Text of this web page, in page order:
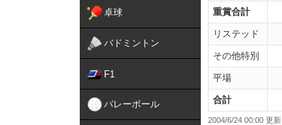
卓球
バドミントン
F1
バレーボール
重賞合計
リステッド
その他特別
平場
合計
2004/6/24 00:00 更新